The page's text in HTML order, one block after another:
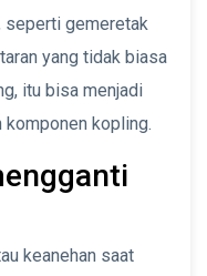
seperti gemeretak
yang tidak biasa
itu bisa menjadi
komponen kopling.
keanehan saat